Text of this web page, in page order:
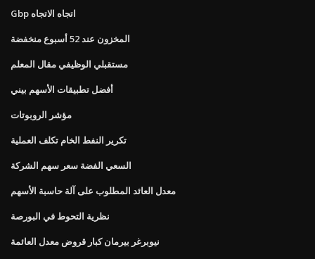
Gbp اتجاه الاتجاه
المخزون عند 52 أسبوع منخفضة
مستقبلي الوظيفي مقال المعلم
أفضل تطبيقات الأسهم بيني
مؤشر الروبوتات
تكرير النفط الخام تكلف العملية
السعي الفضة سعر سهم الشركة
معدل العائد المطلوب على آلة حاسبة الأسهم
نظرية التحوط في البورصة
نيوبرغر بيرمان كبار قروض معدل العائمة